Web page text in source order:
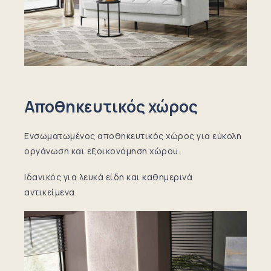
ανωστρωμάτων ΕΙΔΙΚΩΝ ΔΙΑΣΤΑΣΕΩΝ
δεν μπορούν να επιστραφούν/
ακυρωθούν.
Σύμφωνα με τον νόμο (Ν. 2251/1994,
άρθρο 3ιβ, παρ. ε), το δικαίωμα
υπαναχώρησης
ΔΕΝ ισχύει για
προϊόντα τα οποία “δεν είναι
κατάλληλα προς επιστροφή για λόγους
προστασίας της υγείας ή για λόγους
υγιεινής” και τα οποία
αποσφραγιστεί μετά την
παράδοση”
. Αυτό περιλαμβάνει
προϊόντα όπως:
Στρώματα
|Ανωστρώματα |
Μαξιλάρια
|
Καλύμματα | Κρεβάτια
Αποθηκευτικός χώρος
Ενσωματωμένος αποθηκευτικός χώρος για εύκολη
οργάνωση και εξοικονόμηση χώρου.
Ιδανικός για λευκά είδη και καθημερινά
αντικείμενα.